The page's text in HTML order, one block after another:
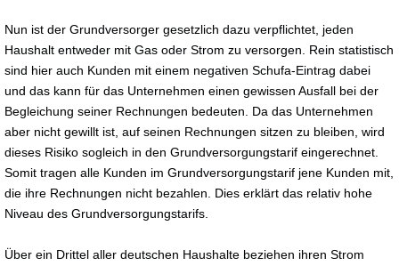
Nun ist der Grundversorger gesetzlich dazu verpflichtet, jeden
Haushalt entweder mit Gas oder Strom zu versorgen. Rein statistisch
sind hier auch Kunden mit einem negativen Schufa-Eintrag dabei
und das kann für das Unternehmen einen gewissen Ausfall bei der
Begleichung seiner Rechnungen bedeuten. Da das Unternehmen
aber nicht gewillt ist, auf seinen Rechnungen sitzen zu bleiben, wird
dieses Risiko sogleich in den Grundversorgungstarif eingerechnet.
Somit tragen alle Kunden im Grundversorgungstarif jene Kunden mit,
die ihre Rechnungen nicht bezahlen. Dies erklärt das relativ hohe
Niveau des Grundversorgungstarifs.
Über ein Drittel aller deutschen Haushalte beziehen ihren Strom